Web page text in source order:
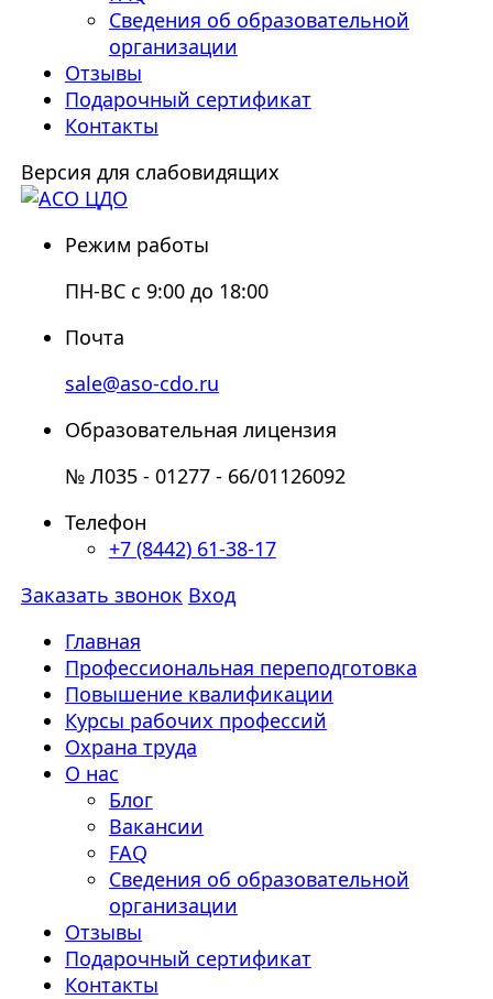
Сведения об образовательной
организации
Отзывы
Подарочный сертификат
Контакты
Версия для слабовидящих
Режим работы
ПН-ВС с 9:00 до 18:00
Почта
sale@aso-cdo.ru
Образовательная лицензия
№ Л035 - 01277 - 66/01126092
Телефон
+7 (8442) 61-38-17
Заказать звонок Вход
Главная
Профессиональная переподготовка
Повышение квалификации
Курсы рабочих профессий
Охрана труда
О нас
Блог
Вакансии
FAQ
Сведения об образовательной
организации
Отзывы
Подарочный сертификат
Контакты